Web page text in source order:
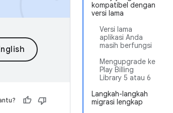
kompatibel dengan
versi lama
Versi lama
aplikasi Anda
masih berfungsi
Mengupgrade ke
Play Billing
Library 5 atau 6
Langkah-langkah
migrasi lengkap